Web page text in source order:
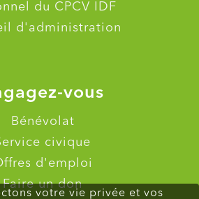
du CPCV IDF
d'administration
vous
Bénévolat
civique
d'emploi
Faire un don
votre vie privée et vos